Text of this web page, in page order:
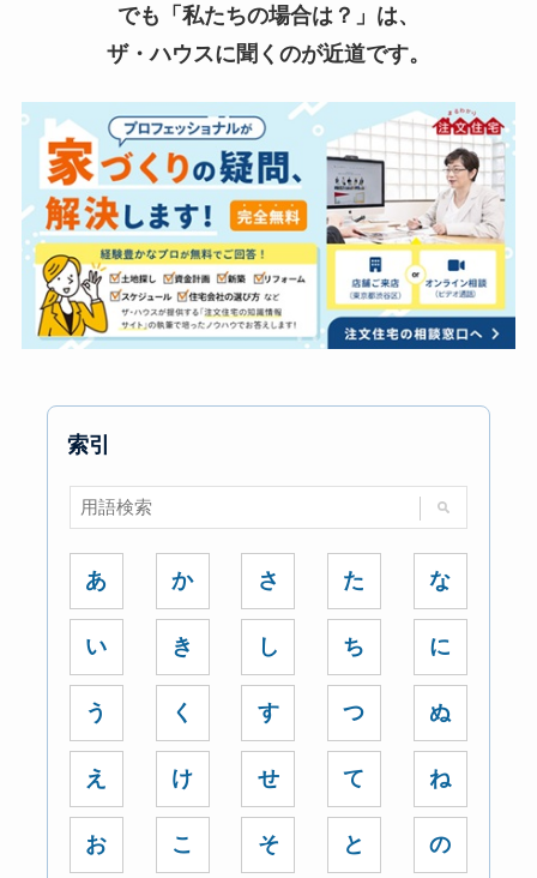
でも「私たちの場合は？」は、
ザ・ハウスに聞くのが近道です。
索引
あ
い
う
え
お
か
き
く
け
こ
さ
し
す
せ
そ
た
ち
つ
て
と
な
に
ぬ
ね
の